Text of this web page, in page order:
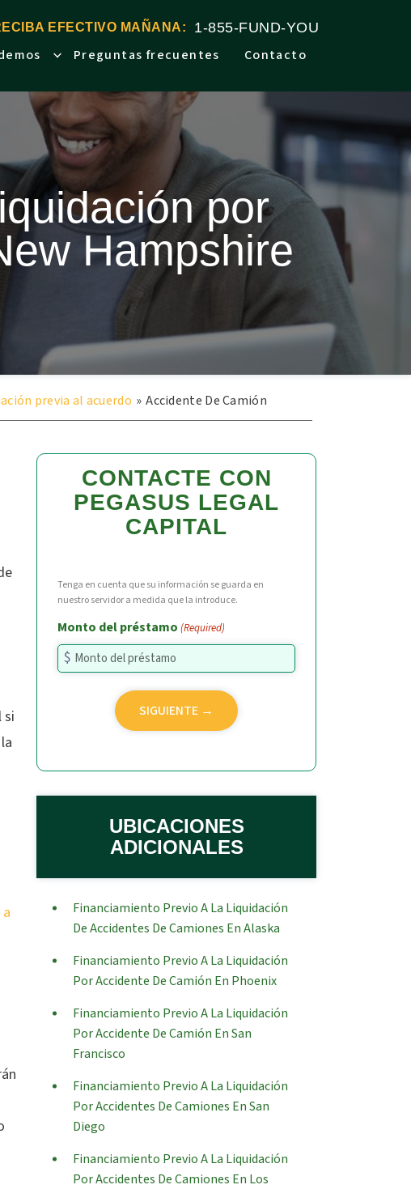
EFECTIVO MAÑANA: 1-855-FUND-YOU
Preguntas frecuentes Contacto
por
Hampshire
previa al acuerdo » Accidente De Camión
si
CONTACTE CON
PEGASUS LEGAL
CAPITAL
Tenga en cuenta que su información se guarda en
nuestro servidor a medida que la introduce.
Monto del préstamo (Required)
UBICACIONES
ADICIONALES
Financiamiento Previo A La Liquidación
De Accidentes De Camiones En Alaska
Financiamiento Previo A La Liquidación
Por Accidente De Camión En Phoenix
Financiamiento Previo A La Liquidación
Por Accidente De Camión En San
Francisco
Financiamiento Previo A La Liquidación
Por Accidentes De Camiones En San
Diego
Financiamiento Previo A La Liquidación
Por Accidentes De Camiones En Los